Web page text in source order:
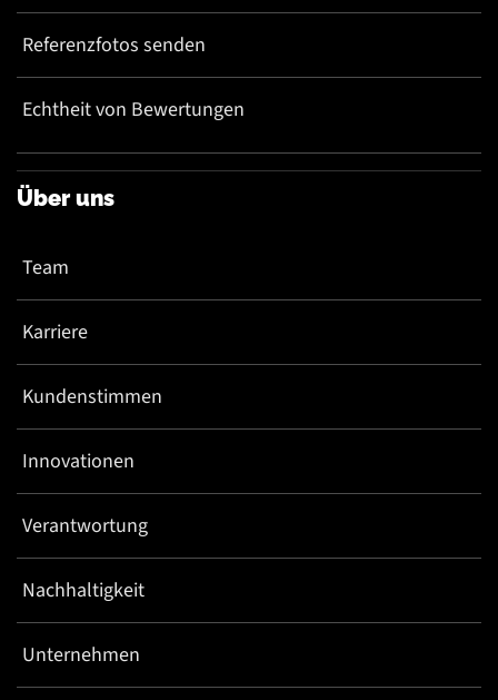
Referenzfotos senden
Echtheit von Bewertungen
Über uns
Team
Karriere
Kundenstimmen
Innovationen
Verantwortung
Nachhaltigkeit
Unternehmen